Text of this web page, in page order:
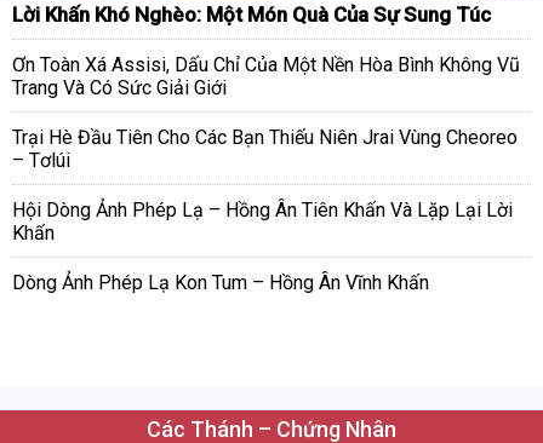
Lời Khấn Khó Nghèo: Một Món Quà Của Sự Sung Túc
Ơn Toàn Xá Assisi, Dấu Chỉ Của Một Nền Hòa Bình Không Vũ
Trang Và Có Sức Giải Giới
Trại Hè Đầu Tiên Cho Các Bạn Thiếu Niên Jrai Vùng Cheoreo
– Tơlúi
Hội Dòng Ảnh Phép Lạ – Hồng Ân Tiên Khấn Và Lặp Lại Lời
Khấn
Dòng Ảnh Phép Lạ Kon Tum – Hồng Ân Vĩnh Khấn
Các Thánh – Chứng Nhân